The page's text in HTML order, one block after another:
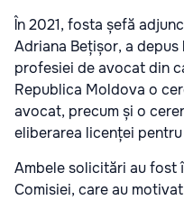
În 2021, fosta șefă
Adriana Bețișor, a
profesiei de avocat din
Republica Moldova o
avocat, precum și o
eliberarea licenței
Ambele solicitări au fost
Comisiei, care au